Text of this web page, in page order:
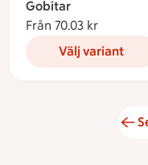
Gobitar
Från 70.03 kr
Välj variant